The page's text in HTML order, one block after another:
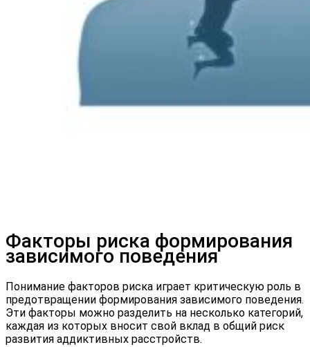
Факторы риска формирования
зависимого поведения
Понимание факторов риска играет критическую роль в
предотвращении формирования зависимого поведения.
Эти факторы можно разделить на несколько категорий,
каждая из которых вносит свой вклад в общий риск
развития аддиктивных расстройств.